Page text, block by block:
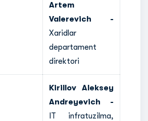
Artem
Valerevich -
Xaridlar
departament
direktori
Kirillov Aleksey
Andreyevich -
IT infratuzilma,